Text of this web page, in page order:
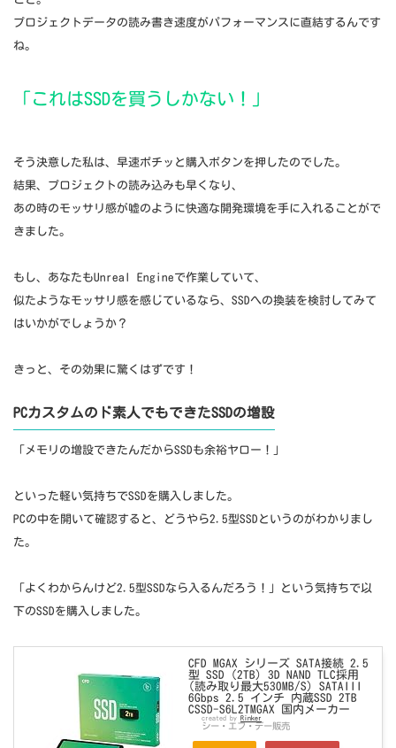
プロジェクトデータの読み書き速度がパフォーマンスに直結するんです
ね。
「これはSSDを買うしかない！」
そう決意した私は、早速ポチッと購入ボタンを押したのでした。
結果、プロジェクトの読み込みも早くなり、
あの時のモッサリ感が嘘のように快適な開発環境を手に入れることがで
きました。
もし、あなたもUnreal Engineで作業していて、
似たようなモッサリ感を感じているなら、SSDへの換装を検討してみて
はいかがでしょうか？
きっと、その効果に驚くはずです！
PCカスタムのド素人でもできたSSDの増設
「メモリの増設できたんだからSSDも余裕ヤロー！」
といった軽い気持ちでSSDを購入しました。
PCの中を開いて確認すると、どうやら2.5型SSDというのがわかりまし
た。
「よくわからんけど2.5型SSDなら入るんだろう！」という気持ちで以
下のSSDを購入しました。
CFD MGAX シリーズ SATA接続 2.5
型 SSD (2TB) 3D NAND TLC採用
(読み取り最大530MB/S) SATAIII
6Gbps 2.5 インチ 内蔵SSD 2TB
CSSD-S6L2TMGAX 国内メーカー
created by Rinker
シー・エフ・デー販売